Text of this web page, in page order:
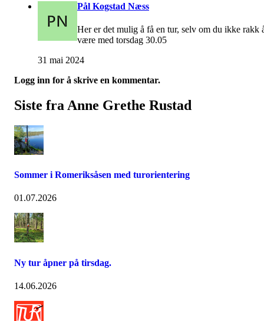
Pål Kogstad Næss
Her er det mulig å få en tur, selv om du ikke rakk
være med torsdag 30.05
31 mai 2024
Logg inn for å skrive en kommentar.
Siste fra Anne Grethe Rustad
Sommer i Romeriksåsen med turorientering
01.07.2026
Ny tur åpner på tirsdag.
14.06.2026